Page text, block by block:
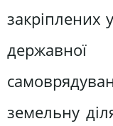
закріплених
земельну